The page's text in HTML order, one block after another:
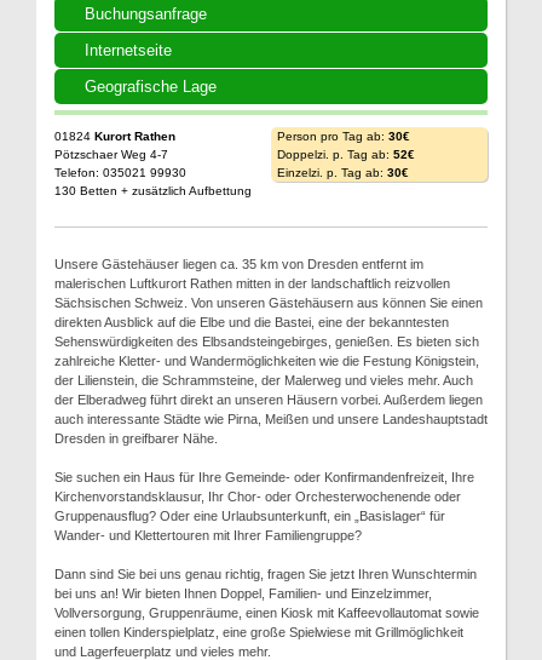
Buchungsanfrage
Internetseite
Geografische Lage
01824 Kurort Rathen
Pötzschaer Weg 4-7
Telefon: 035021 99930
130 Betten + zusätzlich Aufbettung
Person pro Tag ab: 30€
Doppelzi. p. Tag ab: 52€
Einzelzi. p. Tag ab: 30€
Unsere Gästehäuser liegen ca. 35 km von Dresden entfernt im
malerischen Luftkurort Rathen mitten in der landschaftlich reizvollen
Sächsischen Schweiz. Von unseren Gästehäusern aus können Sie einen
direkten Ausblick auf die Elbe und die Bastei, eine der bekanntesten
Sehenswürdigkeiten des Elbsandsteingebirges, genießen. Es bieten sich
zahlreiche Kletter- und Wandermöglichkeiten wie die Festung Königstein,
der Lilienstein, die Schrammsteine, der Malerweg und vieles mehr. Auch
der Elberadweg führt direkt an unseren Häusern vorbei. Außerdem liegen
auch interessante Städte wie Pirna, Meißen und unsere Landeshauptstadt
Dresden in greifbarer Nähe.
Sie suchen ein Haus für Ihre Gemeinde- oder Konfirmandenfreizeit, Ihre
Kirchenvorstandsklausur, Ihr Chor- oder Orchesterwochenende oder
Gruppenausflug? Oder eine Urlaubsunterkunft, ein „Basislager“ für
Wander- und Klettertouren mit Ihrer Familiengruppe?
Dann sind Sie bei uns genau richtig, fragen Sie jetzt Ihren Wunschtermin
bei uns an! Wir bieten Ihnen Doppel, Familien- und Einzelzimmer,
Vollversorgung, Gruppenräume, einen Kiosk mit Kaffeevollautomat sowie
einen tollen Kinderspielplatz, eine große Spielwiese mit Grillmöglichkeit
und Lagerfeuerplatz und vieles mehr.